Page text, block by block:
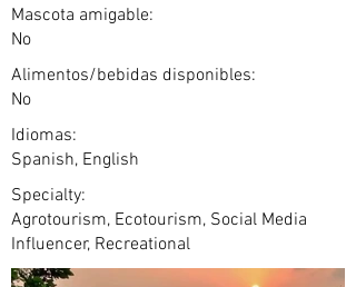
Mascota amigable:
No
Alimentos/bebidas disponibles:
No
Idiomas:
Spanish, English
Specialty:
Agrotourism, Ecotourism, Social Media
Influencer, Recreational